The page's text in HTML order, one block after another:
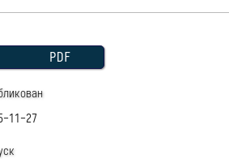
PDF
11-27